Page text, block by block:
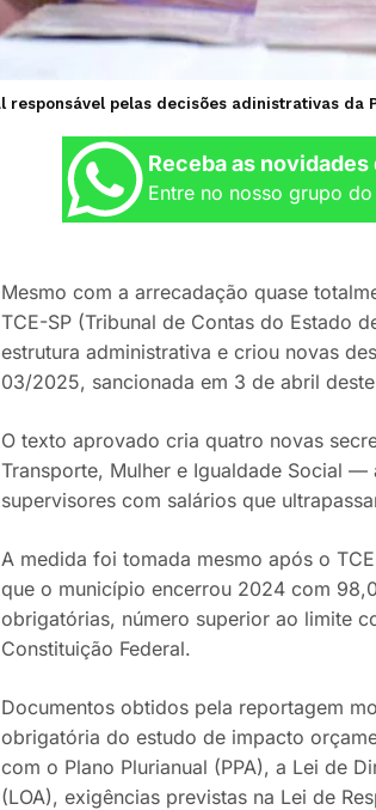
responsável pelas decisões adinistrativas
Receba as
Entre no nosso grupo
Mesmo com a arrecadação quase
TCE-SP (Tribunal de Contas do Estado
estrutura administrativa e criou novas
03/2025, sancionada em 3 de abril
O texto aprovado cria quatro novas
Transporte, Mulher e Igualdade Social
supervisores com salários que
A medida foi tomada mesmo após o
que o município encerrou 2024 com
obrigatórias, número superior ao limite
Constituição Federal.
Documentos obtidos pela reportagem
obrigatória do estudo de impacto
com o Plano Plurianual (PPA), a Lei de
(LOA), exigências previstas na Lei de